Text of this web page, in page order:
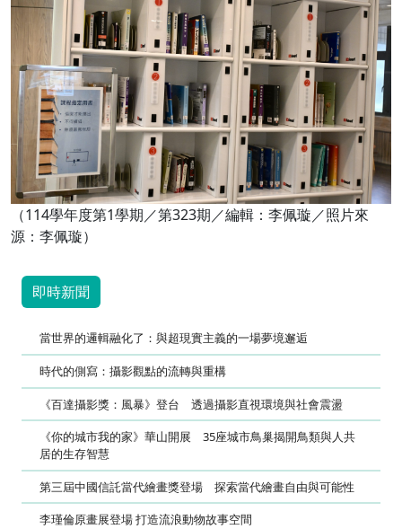
（114學年度第1學期／第323期／編輯：李佩璇／照片來
源：李佩璇）
即時新聞
當世界的邏輯融化了：與超現實主義的一場夢境邂逅
時代的側寫：攝影觀點的流轉與重構
《百達攝影獎：風暴》登台 透過攝影直視環境與社會震盪
《你的城市我的家》華山開展 35座城市鳥巢揭開鳥類與人共
居的生存智慧
第三屆中國信託當代繪畫獎登場 探索當代繪畫自由與可能性
李瑾倫原畫展登場 打造流浪動物故事空間